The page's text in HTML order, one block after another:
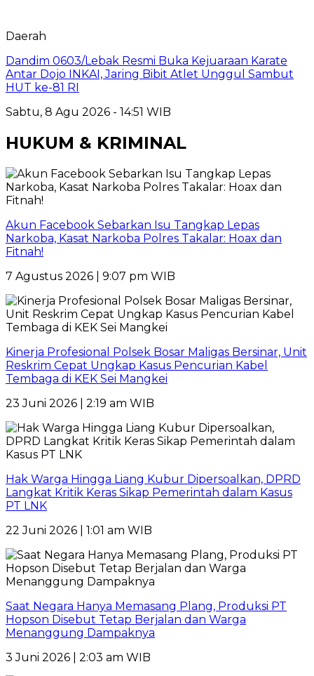
Daerah
Dandim 0603/Lebak Resmi Buka Kejuaraan Karate
Antar Dojo INKAI, Jaring Bibit Atlet Unggul Sambut
HUT ke-81 RI
Sabtu, 8 Agu 2026 - 14:51 WIB
HUKUM & KRIMINAL
Akun Facebook Sebarkan Isu Tangkap Lepas
Narkoba, Kasat Narkoba Polres Takalar: Hoax dan
Fitnah!
7 Agustus 2026 | 9:07 pm WIB
Kinerja Profesional Polsek Bosar Maligas Bersinar, Unit
Reskrim Cepat Ungkap Kasus Pencurian Kabel
Tembaga di KEK Sei Mangkei
23 Juni 2026 | 2:19 am WIB
Hak Warga Hingga Liang Kubur Dipersoalkan, DPRD
Langkat Kritik Keras Sikap Pemerintah dalam Kasus
PT LNK
22 Juni 2026 | 1:01 am WIB
Saat Negara Hanya Memasang Plang, Produksi PT
Hopson Disebut Tetap Berjalan dan Warga
Menanggung Dampaknya
3 Juni 2026 | 2:03 am WIB